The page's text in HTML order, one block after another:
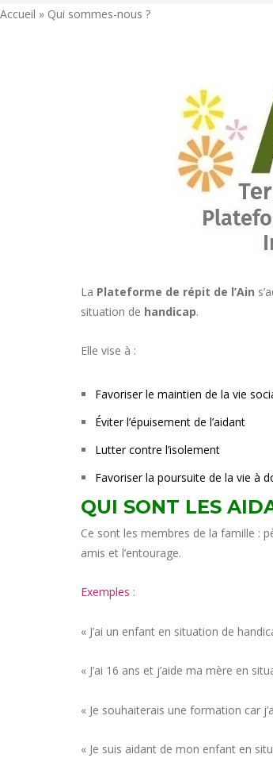
Accueil » Qui sommes-nous ?
La Plateforme de répit de l’Ain
situation de handicap.
Elle vise à :
Favoriser le maintien de la vie
Éviter l’épuisement de l’aidant
Lutter contre l’isolement
Favoriser la poursuite de la vie à
QUI SONT LES
Ce sont les membres de la famille :
amis et l’entourage.
Exemples :
« J’ai un enfant en situation de
« J’ai 16 ans et j’aide ma mère en
« Je souhaiterais une formation car
« Je suis aidant de mon enfant en